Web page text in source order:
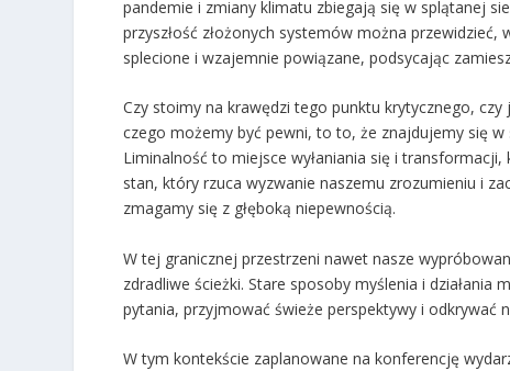
pandemie i zmiany klimatu zbiegają się w splątanej
przyszłość złożonych systemów można przewidzieć,
splecione i wzajemnie powiązane, podsycając
Czy stoimy na krawędzi tego punktu krytycznego,
czego możemy być pewni, to to, że znajdujemy się
Liminalność to miejsce wyłaniania się i
stan, który rzuca wyzwanie naszemu zrozumieniu i
zmagamy się z głęboką niepewnością.
W tej granicznej przestrzeni nawet nasze
zdradliwe ścieżki. Stare sposoby myślenia i
pytania, przyjmować świeże perspektywy i odkrywać
W tym kontekście zaplanowane na konferencję